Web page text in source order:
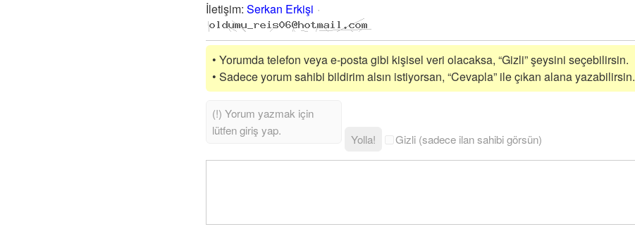
İletişim: Serkan Erkişi
• Yorumda telefon veya e-posta gibi kişisel veri olacaksa, “Gizli” şeysini seçebilirsin.
• Sadece yorum sahibi bildirim alsın istiyorsan, “Cevapla” ile çıkan alana yazabilirsin.
Yolla! Gizli (sadece ilan sahibi görsün)